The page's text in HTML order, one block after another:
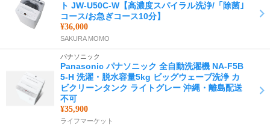
ト JW-U50C-W【高濃度スパイラル洗浄/「除菌｣
コース/お急ぎコース10分】
¥36,000
SAKURA MOMO
パナソニック
Panasonic パナソニック 全自動洗濯機 NA-F5B
5-H 洗濯・脱水容量5kg ビッグウェーブ洗浄 カ
ビクリーンタンク ライトグレー 沖縄・離島配送
不可
¥35,900
ライフマーケット